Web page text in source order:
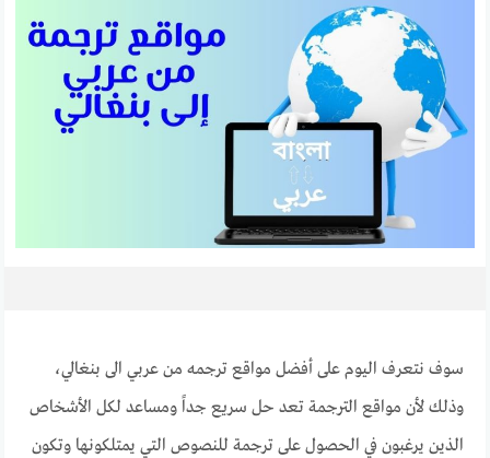
سوف نتعرف اليوم على أفضل مواقع ترجمه من عربي الى بنغالي،
وذلك لأن مواقع الترجمة تعد حل سريع جداً ومساعد لكل الأشخاص
الذين يرغبون في الحصول على ترجمة للنصوص التي يمتلكونها وتكون